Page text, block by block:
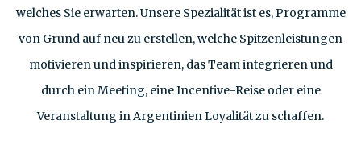
welches Sie erwarten. Unsere Spezialität ist es, Programme
von Grund auf neu zu erstellen, welche Spitzenleistungen
motivieren und inspirieren, das Team integrieren und
durch ein Meeting, eine Incentive-Reise oder eine
Veranstaltung in Argentinien Loyalität zu schaffen.